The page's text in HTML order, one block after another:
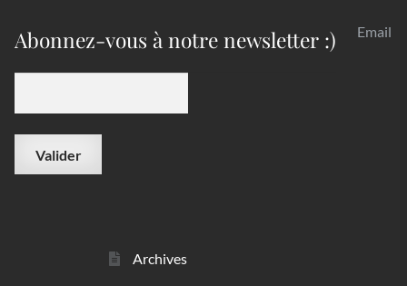
Abonnez-vous à notre newsletter :) Email
Archives